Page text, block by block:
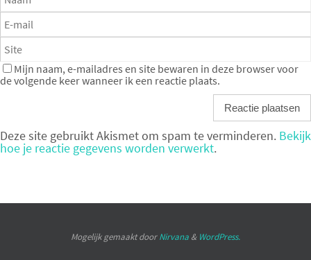
Mijn naam, e-mailadres en site bewaren in deze browser voor
de volgende keer wanneer ik een reactie plaats.
Deze site gebruikt Akismet om spam te verminderen. Bekijk
hoe je reactie gegevens worden verwerkt.
Mogelijk gemaakt doorNirvana & WordPress.